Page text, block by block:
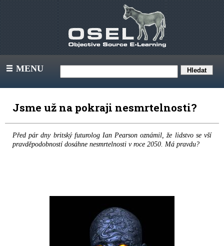
III MENU
Jsme už na pokraji nesmrtelnosti?
Před pár dny britský futurolog Ian Pearson oznámil, že lidstvo se vší
pravděpodobností dosáhne nesmrtelnosti v roce 2050. Má pravdu?